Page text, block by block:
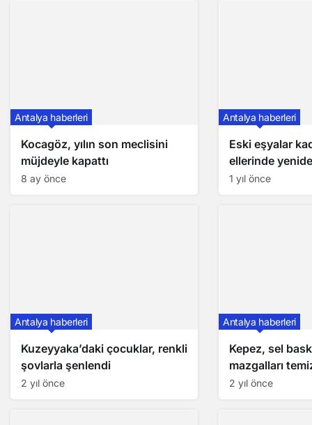
Kocagöz, yılın son meclisini
müjdeyle kapattı
Antalya haberleri
8 ay önce
Eski eşyalar
ellerinde
kazanıyor
Antalya haberleri
1 yıl önce
Kuzeyyaka’daki çocuklar, renkli
şovlarla şenlendi
Antalya haberleri
2 yıl önce
Kepez, sel
mazgalları
Antalya haberleri
2 yıl önce